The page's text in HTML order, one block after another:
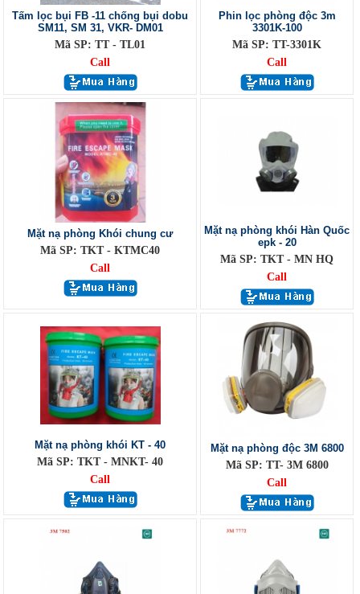
Tấm lọc bụi FB -11 chống bụi dobu
SM11, SM 31, VKR- DM01
Mã SP: TT - TL01
Call
Phin lọc phòng độc 3m
3301K-100
Mã SP: TT-3301K
Call
Mặt nạ phòng Khói chung cư
Mã SP: TKT - KTMC40
Call
Mặt nạ phòng khói Hàn Quốc
epk - 20
Mã SP: TKT - MN HQ
Call
Mặt nạ phòng khói KT - 40
Mã SP: TKT - MNKT- 40
Call
Mặt nạ phòng độc 3M 6800
Mã SP: TT- 3M 6800
Call